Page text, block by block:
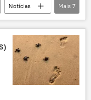
Notícias
Mais 7